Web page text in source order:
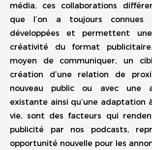
média, ces collaborations
que l’on a toujours connues
développées et permettent
créativité du format
moyen de communiquer, un
création d’une relation de
nouveau public ou avec une
existante ainsi qu’une adaptation
vie, sont des facteurs qui
publicité par nos podcasts,
opportunité nouvelle pour les